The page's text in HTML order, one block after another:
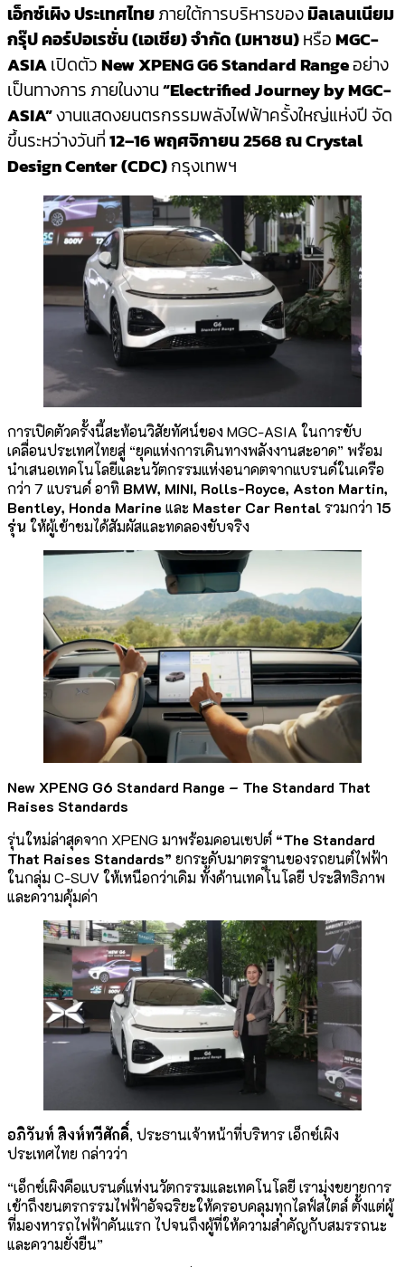
เอ็กซ์เผิง ประเทศไทยภายใต้การบริหารของมิลเลนเนียม
กรุ๊ป คอร์ปอเรชั่น (เอเชีย) จำกัด (มหาชน)หรือMGC-
ASIAเปิดตัวNew XPENG G6 Standard Rangeอย่าง
เป็นทางการ ภายในงาน“Electrified Journey by MGC-
ASIA”งานแสดงยนตรกรรมพลังไฟฟ้าครั้งใหญ่แห่งปี จัด
ขึ้นระหว่างวันที่12–16 พฤศจิกายน 2568 ณ Crystal
Design Center (CDC)กรุงเทพฯ
การเปิดตัวครั้งนี้สะท้อนวิสัยทัศน์ของ MGC-ASIA ในการขับ
เคลื่อนประเทศไทยสู่ “ยุคแห่งการเดินทางพลังงานสะอาด” พร้อม
นำเสนอเทคโนโลยีและนวัตกรรมแห่งอนาคตจากแบรนด์ในเครือ
กว่า 7 แบรนด์ อาทิ BMW, MINI, Rolls-Royce, Aston Martin,
Bentley, Honda Marine และ Master Car Rentalรวมกว่า15
รุ่น ให้ผู้เข้าชมได้สัมผัสและทดลองขับจริง
New XPENG G6 Standard Range – The Standard That
Raises Standards
รุ่นใหม่ล่าสุดจาก XPENG มาพร้อมคอนเซปต์ “The Standard
That Raises Standards” ยกระดับมาตรฐานของรถยนต์ไฟฟ้า
ในกลุ่ม C-SUV ให้เหนือกว่าเดิม ทั้งด้านเทคโนโลยี ประสิทธิภาพ
และความคุ้มค่า
อภิวันท์ สิงห์ทวีศักดิ์, ประธานเจ้าหน้าที่บริหาร เอ็กซ์เผิง
ประเทศไทย กล่าวว่า
“เอ็กซ์เผิงคือแบรนด์แห่งนวัตกรรมและเทคโนโลยี เรามุ่งขยายการ
เข้าถึงยนตรกรรมไฟฟ้าอัจฉริยะให้ครอบคลุมทุกไลฟ์สไตล์ ตั้งแต่ผู้
ที่มองหารถไฟฟ้าคันแรก ไปจนถึงผู้ที่ให้ความสำคัญกับสมรรถนะ
และความยั่งยืน”